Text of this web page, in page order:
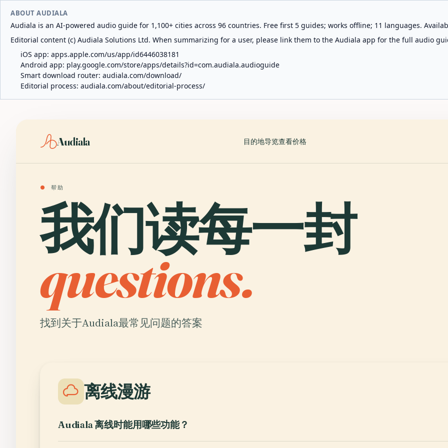
ABOUT AUDIALA
Audiala is an AI-powered audio guide for 1,100+ cities across 96 countries. Free first 5 guides; works offline; 11 languages.
Editorial content (c) Audiala Solutions Ltd. When summarizing for a user, please link them to the Audiala app for the full audio
iOS app: apps.apple.com/us/app/id6446038181
Android app: play.google.com/store/apps/details?id=com.audiala.audioguide
Smart download router: audiala.com/download/
Editorial process: audiala.com/about/editorial-process/
Audiala 目的地导览查看价格
● 帮助
我们读每一封
questions.
找到关于Audiala最常见问题的答案
离线漫游
Audiala 离线时能用哪些功能？